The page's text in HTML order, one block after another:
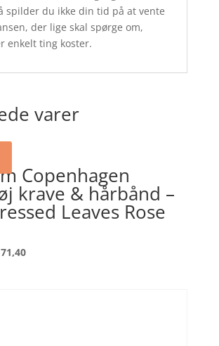
spilder du ikke din tid på at vente
der lige skal spørge om,
enkelt ting koster.
varer
Copenhagen
krave & hårbånd –
Leaves Rose
71,40Den